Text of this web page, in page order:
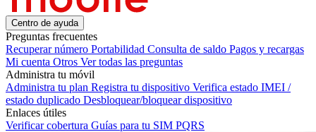
Centro de ayuda
Preguntas frecuentes
Recuperar número Portabilidad Consulta de saldo Pagos y recargas
Mi cuenta Otros Ver todas las preguntas
Administra tu móvil
Administra tu plan Registra tu dispositivo Verifica estado IMEI /
estado duplicado Desbloquear/bloquear dispositivo
Enlaces útiles
Verificar cobertura Guías para tu SIM PQRS